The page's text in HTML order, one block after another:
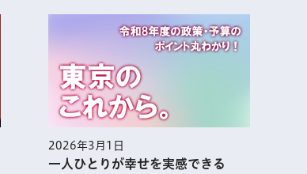
2026年3月1日
一人ひとりが幸せを実感できる